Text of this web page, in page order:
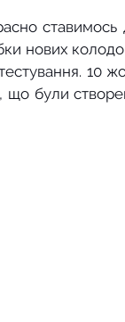
нових
10
що були